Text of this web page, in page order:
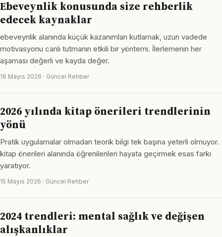
Ebeveynlik konusunda size rehberlik
edecek kaynaklar
ebeveynlik alanında küçük kazanımları kutlamak, uzun vadede
motivasyonu canlı tutmanın etkili bir yöntemi. İlerlemenin her
aşaması değerli ve kayda değer.
16 Mayıs 2026 · Güncel Rehber
2026 yılında kitap önerileri trendlerinin
yönü
Pratik uygulamalar olmadan teorik bilgi tek başına yeterli olmuyor.
kitap önerileri alanında öğrenilenleri hayata geçirmek esas farkı
yaratıyor.
15 Mayıs 2026 · Güncel Rehber
2024 trendleri: mental sağlık ve değişen
alışkanlıklar